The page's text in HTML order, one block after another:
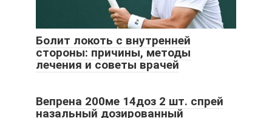
Болит локоть с внутренней
стороны: причины, методы
лечения и советы врачей
Вепрена 200ме 14доз 2 шт. спрей
назальный дозированный